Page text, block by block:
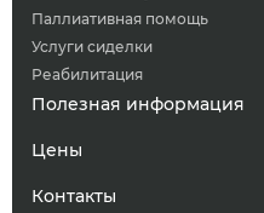
Паллиативная помощь
Услуги сиделки
Реабилитация
Полезная информация
Цены
Контакты